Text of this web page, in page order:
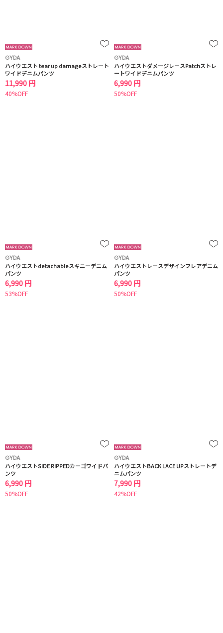
GYDA
ハイウエスト tear up damageストレート
ワイドデニムパンツ
11,990 円
40%OFF
GYDA
ハイウエストダメージレースPatchストレ
ートワイドデニムパンツ
6,990 円
50%OFF
GYDA
ハイウエストdetachableスキニーデニム
パンツ
6,990 円
53%OFF
GYDA
ハイウエストレースデザインフレアデニム
パンツ
6,990 円
50%OFF
GYDA
ハイウエストSIDE RIPPEDカーゴワイドパ
ンツ
6,990 円
50%OFF
GYDA
ハイウエストBACK LACE UPストレートデ
ニムパンツ
7,990 円
42%OFF